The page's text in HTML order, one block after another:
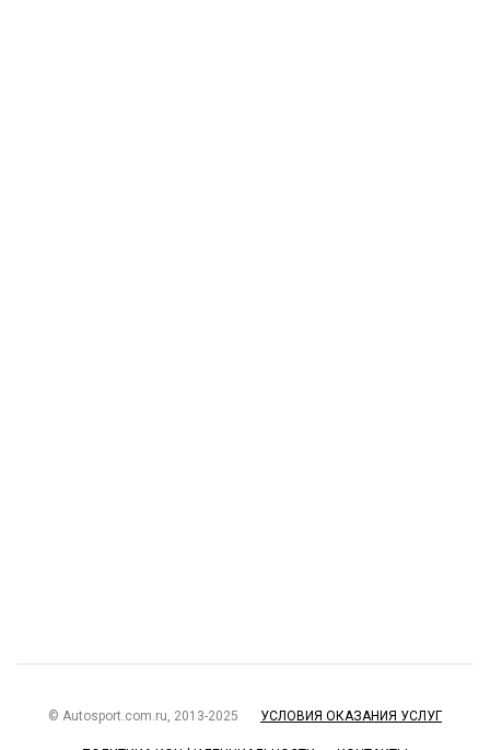
© Autosport.com.ru, 2013-2025 УСЛОВИЯ ОКАЗАНИЯ УСЛУГ